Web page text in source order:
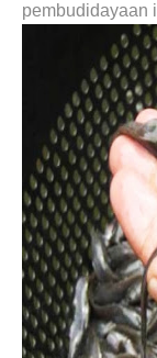
pembudidayaan